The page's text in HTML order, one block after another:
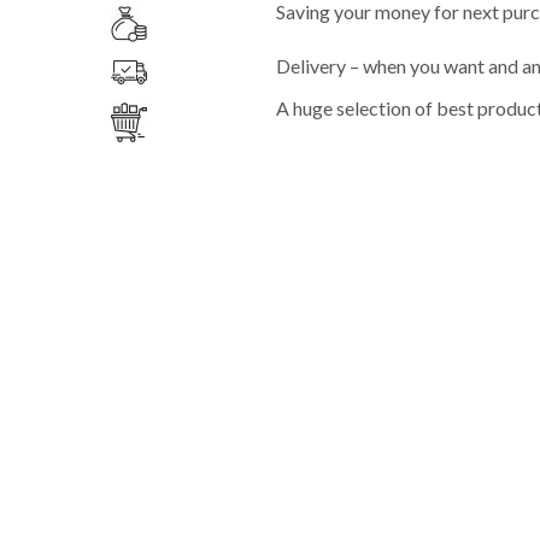
Saving your money for next
Delivery – when you want and
A huge selection of best